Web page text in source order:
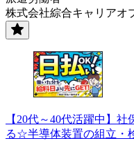
株式会社綜合キャリアオ
【20代～40代活躍中】
る☆半導体装置の組立・